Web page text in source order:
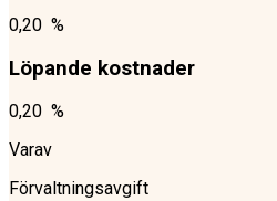
0,20 %
Löpande kostnader
0,20 %
Varav
Förvaltningsavgift